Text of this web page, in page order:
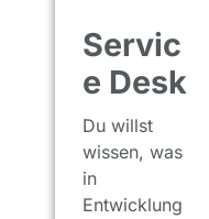
Servic
e Desk
Du willst
wissen, was
in
Entwicklung